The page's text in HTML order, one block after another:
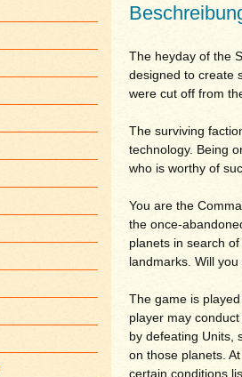
The heyday of the
designed to create
were cut off from
The surviving
technology. Being
who is worthy of
You are the
the once-
planets in search
landmarks. Will
The game is
player may
by defeating Units,
on those planets.
certain conditions